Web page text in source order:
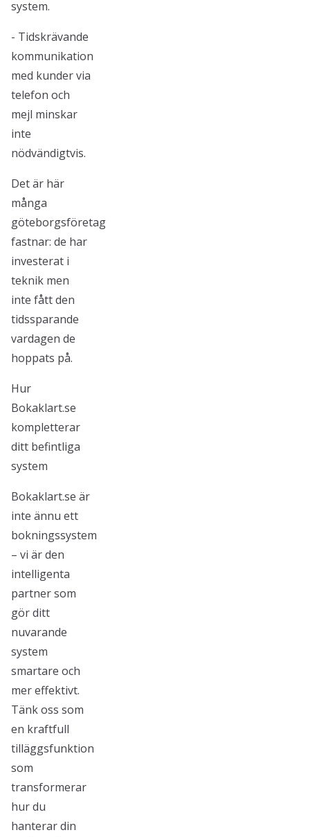
system.
- Tidskrävande
kommunikation
med kunder via
telefon och
mejl minskar
inte
nödvändigtvis.
Det är här
många
göteborgsföretag
fastnar: de har
investerat i
teknik men
inte fått den
tidssparande
vardagen de
hoppats på.
Hur
Bokaklart.se
kompletterar
ditt befintliga
system
Bokaklart.se är
inte ännu ett
bokningssystem
– vi är den
intelligenta
partner som
gör ditt
nuvarande
system
smartare och
mer effektivt.
Tänk oss som
en kraftfull
tilläggsfunktion
som
transformerar
hur du
hanterar din